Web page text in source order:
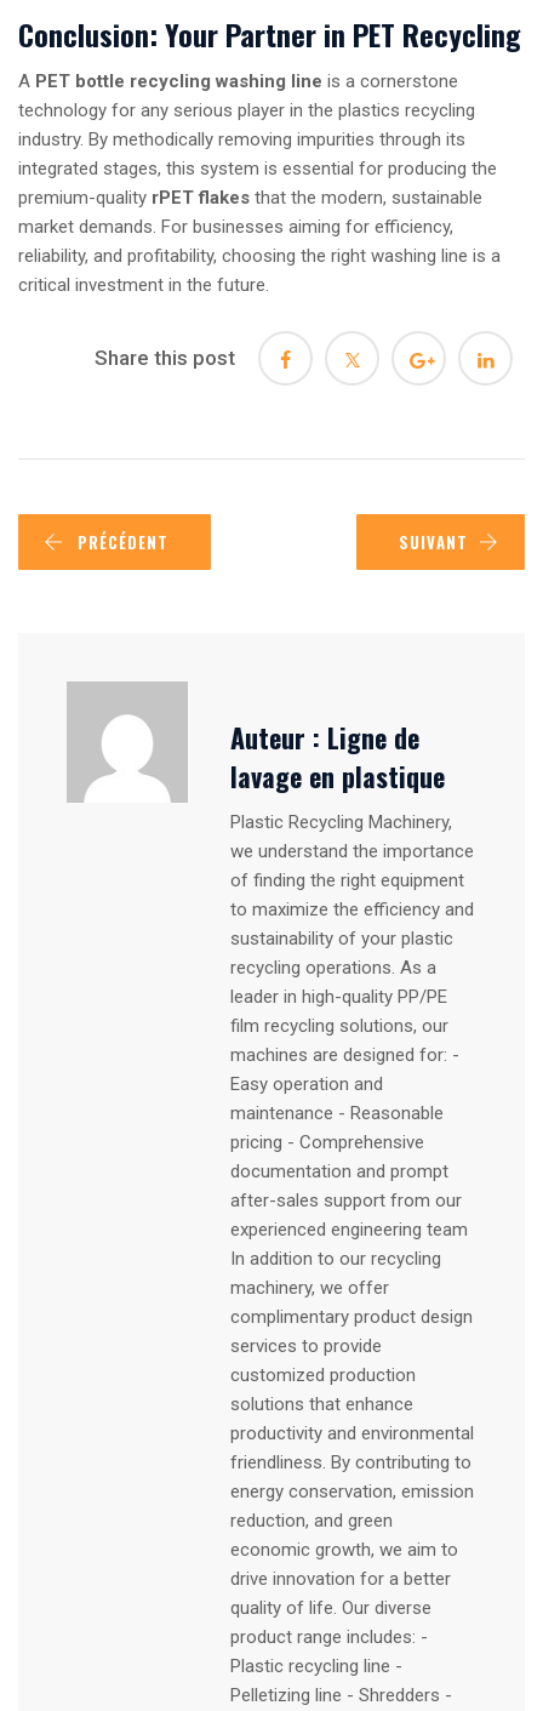
Conclusion: Your Partner in PET Recycling
A PET bottle recycling washing line is a cornerstone
technology for any serious player in the plastics recycling
industry. By methodically removing impurities through its
integrated stages, this system is essential for producing the
premium-quality rPET flakes that the modern, sustainable
market demands. For businesses aiming for efficiency,
reliability, and profitability, choosing the right washing line is a
critical investment in the future.
Share this post
PRÉCÉDENT SUIVANT
Auteur : Ligne de
lavage en plastique
Plastic Recycling Machinery,
we understand the importance
of finding the right equipment
to maximize the efficiency and
sustainability of your plastic
recycling operations. As a
leader in high-quality PP/PE
film recycling solutions, our
machines are designed for: -
Easy operation and
maintenance - Reasonable
pricing - Comprehensive
documentation and prompt
after-sales support from our
experienced engineering team
In addition to our recycling
machinery, we offer
complimentary product design
services to provide
customized production
solutions that enhance
productivity and environmental
friendliness. By contributing to
energy conservation, emission
reduction, and green
economic growth, we aim to
drive innovation for a better
quality of life. Our diverse
product range includes: -
Plastic recycling line -
Pelletizing line - Shredders -